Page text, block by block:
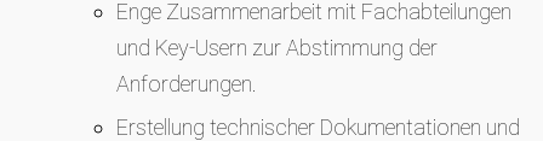
Enge Zusammenarbeit mit Fachabteilungen
und Key-Usern zur Abstimmung der
Anforderungen.
Erstellung technischer Dokumentationen und